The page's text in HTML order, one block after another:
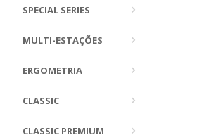
SPECIAL SERIES
MULTI-ESTAÇÕES
ERGOMETRIA
CLASSIC
CLASSIC PREMIUM